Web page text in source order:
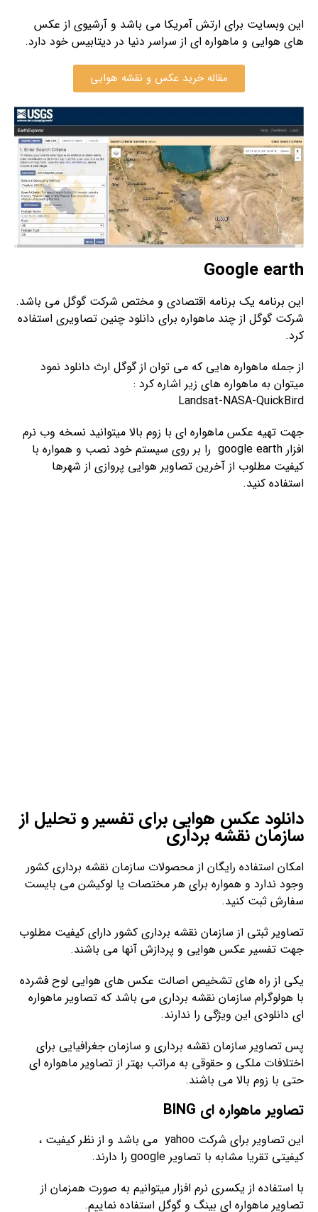
این وبسایت برای ارتش آمریکا می باشد و آرشیوی از عکس
های هوایی و ماهواره ای از سراسر دنیا در دیتابیس خود دارد.
مقاله خرید عکس و نقشه هوایی
Google earth
این برنامه یک برنامه اقتصادی و مختص شرکت گوگل می باشد.
شرکت گوگل از چند ماهواره برای دانلود چنین تصاویری استفاده
کرد.
از جمله ماهواره هایی که می توان از گوگل ارث دانلود نمود
میتوان به ماهواره های زیر اشاره کرد :
Landsat-NASA-QuickBird
جهت تهیه عکس ماهواره ای با زوم بالا میتوانید نسخه وب نرم
افزار google earth را بر روی سیستم خود نصب و همواره با
کیفیت مطلوب از آخرین تصاویر هوایی پروازی از شهرها
استفاده کنید.
دانلود عکس هوایی برای تفسیر و تحلیل از
سازمان نقشه برداری
امکان استفاده رایگان از محصولات سازمان نقشه برداری کشور
وجود ندارد و همواره برای هر مختصات یا لوکیشن می بایست
سفارش ثبت کنید.
تصاویر ثبتی از سازمان نقشه برداری کشور دارای کیفیت مطلوب
جهت تفسیر عکس هوایی و پردازش آنها می باشند.
یکی از راه های تشخیص اصالت عکس های هوایی لوح فشرده
با هولوگرام سازمان نقشه برداری می باشد که تصاویر ماهواره
ای دانلودی این ویژگی را ندارند.
پس تصاویر سازمان نقشه برداری و سازمان جغرافیایی برای
اختلافات ملکی و حقوقی به مراتب بهتر از تصاویر ماهواره ای
حتی با زوم بالا می باشند.
تصاویر ماهواره ای BING
این تصاویر برای شرکت yahoo می باشد و از نظر کیفیت ،
کیفیتی تقریا مشابه با تصاویر google را دارند.
با استفاده از یکسری نرم افزار میتوانیم به صورت همزمان از
تصاویر ماهواره ای بینگ و گوگل استفاده نماییم.